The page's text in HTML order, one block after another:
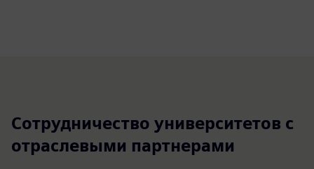
Сотрудничество университетов с
отраслевыми партнерами